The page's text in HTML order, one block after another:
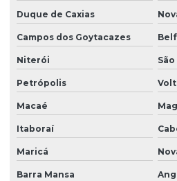
Duque de Caxias
Campos dos Goytacazes
Niterói
Petrópolis
Macaé
Itaboraí
Maricá
Barra Mansa